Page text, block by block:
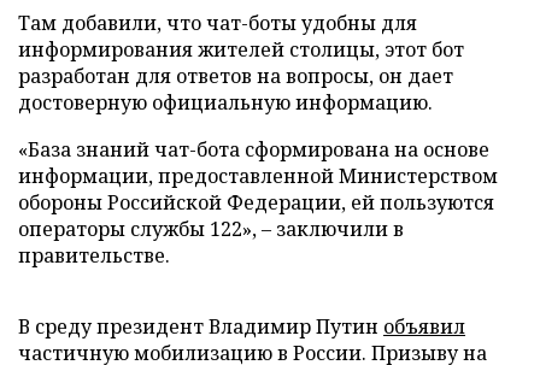
Там добавили, что чат-боты удобны для
информирования жителей столицы, этот бот
разработан для ответов на вопросы, он дает
достоверную официальную информацию.
«База знаний чат-бота сформирована на основе
информации, предоставленной Министерством
обороны Российской Федерации, ей пользуются
операторы службы 122», – заключили в
правительстве.
В среду президент Владимир Путин объявил
частичную мобилизацию в России. Призыву на